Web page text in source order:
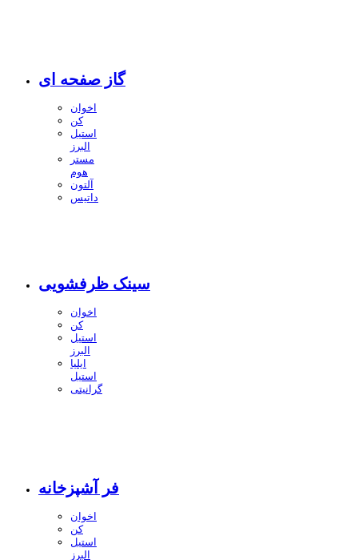
گاز صفحه ای
اخوان
کن
استیل
البرز
مستر
هوم
آلتون
داتیس
سینک ظرفشویی
اخوان
کن
استیل
البرز
ایلیا
استیل
گرانیتی
فر آشپزخانه
اخوان
کن
استیل
البرز